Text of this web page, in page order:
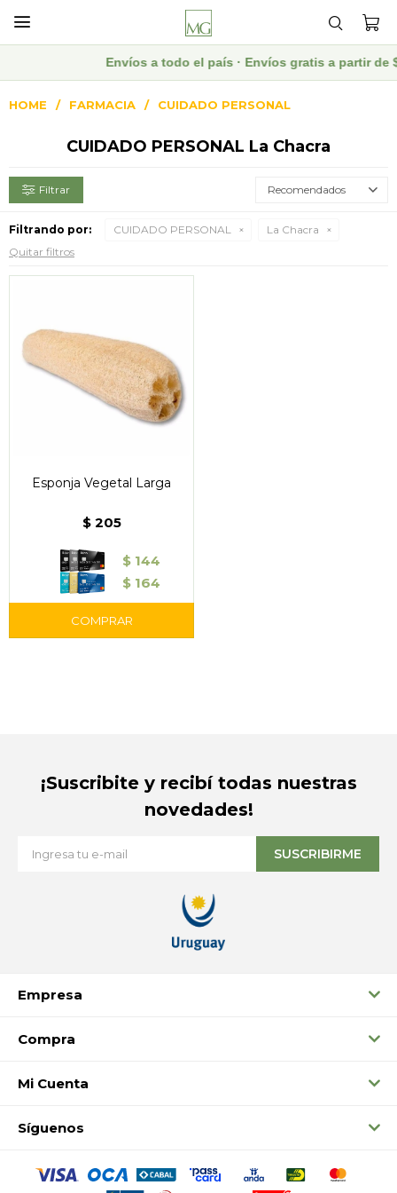

Envíos a todo el país · Envíos gratis a partir de
HOME FARMACIA CUIDADO PERSONAL
CUIDADO PERSONAL La Chacra
Recomendados
Filtrando por: CUIDADO PERSONAL
La Chacra
Quitar filtros
Esponja Vegetal Larga
$ 205
$ 144
$ 164
Empresa
Compra
Mi Cuenta
Síguenos
¡Suscribite y recibí todas nuestras
novedades!
SUSCRIBIRME